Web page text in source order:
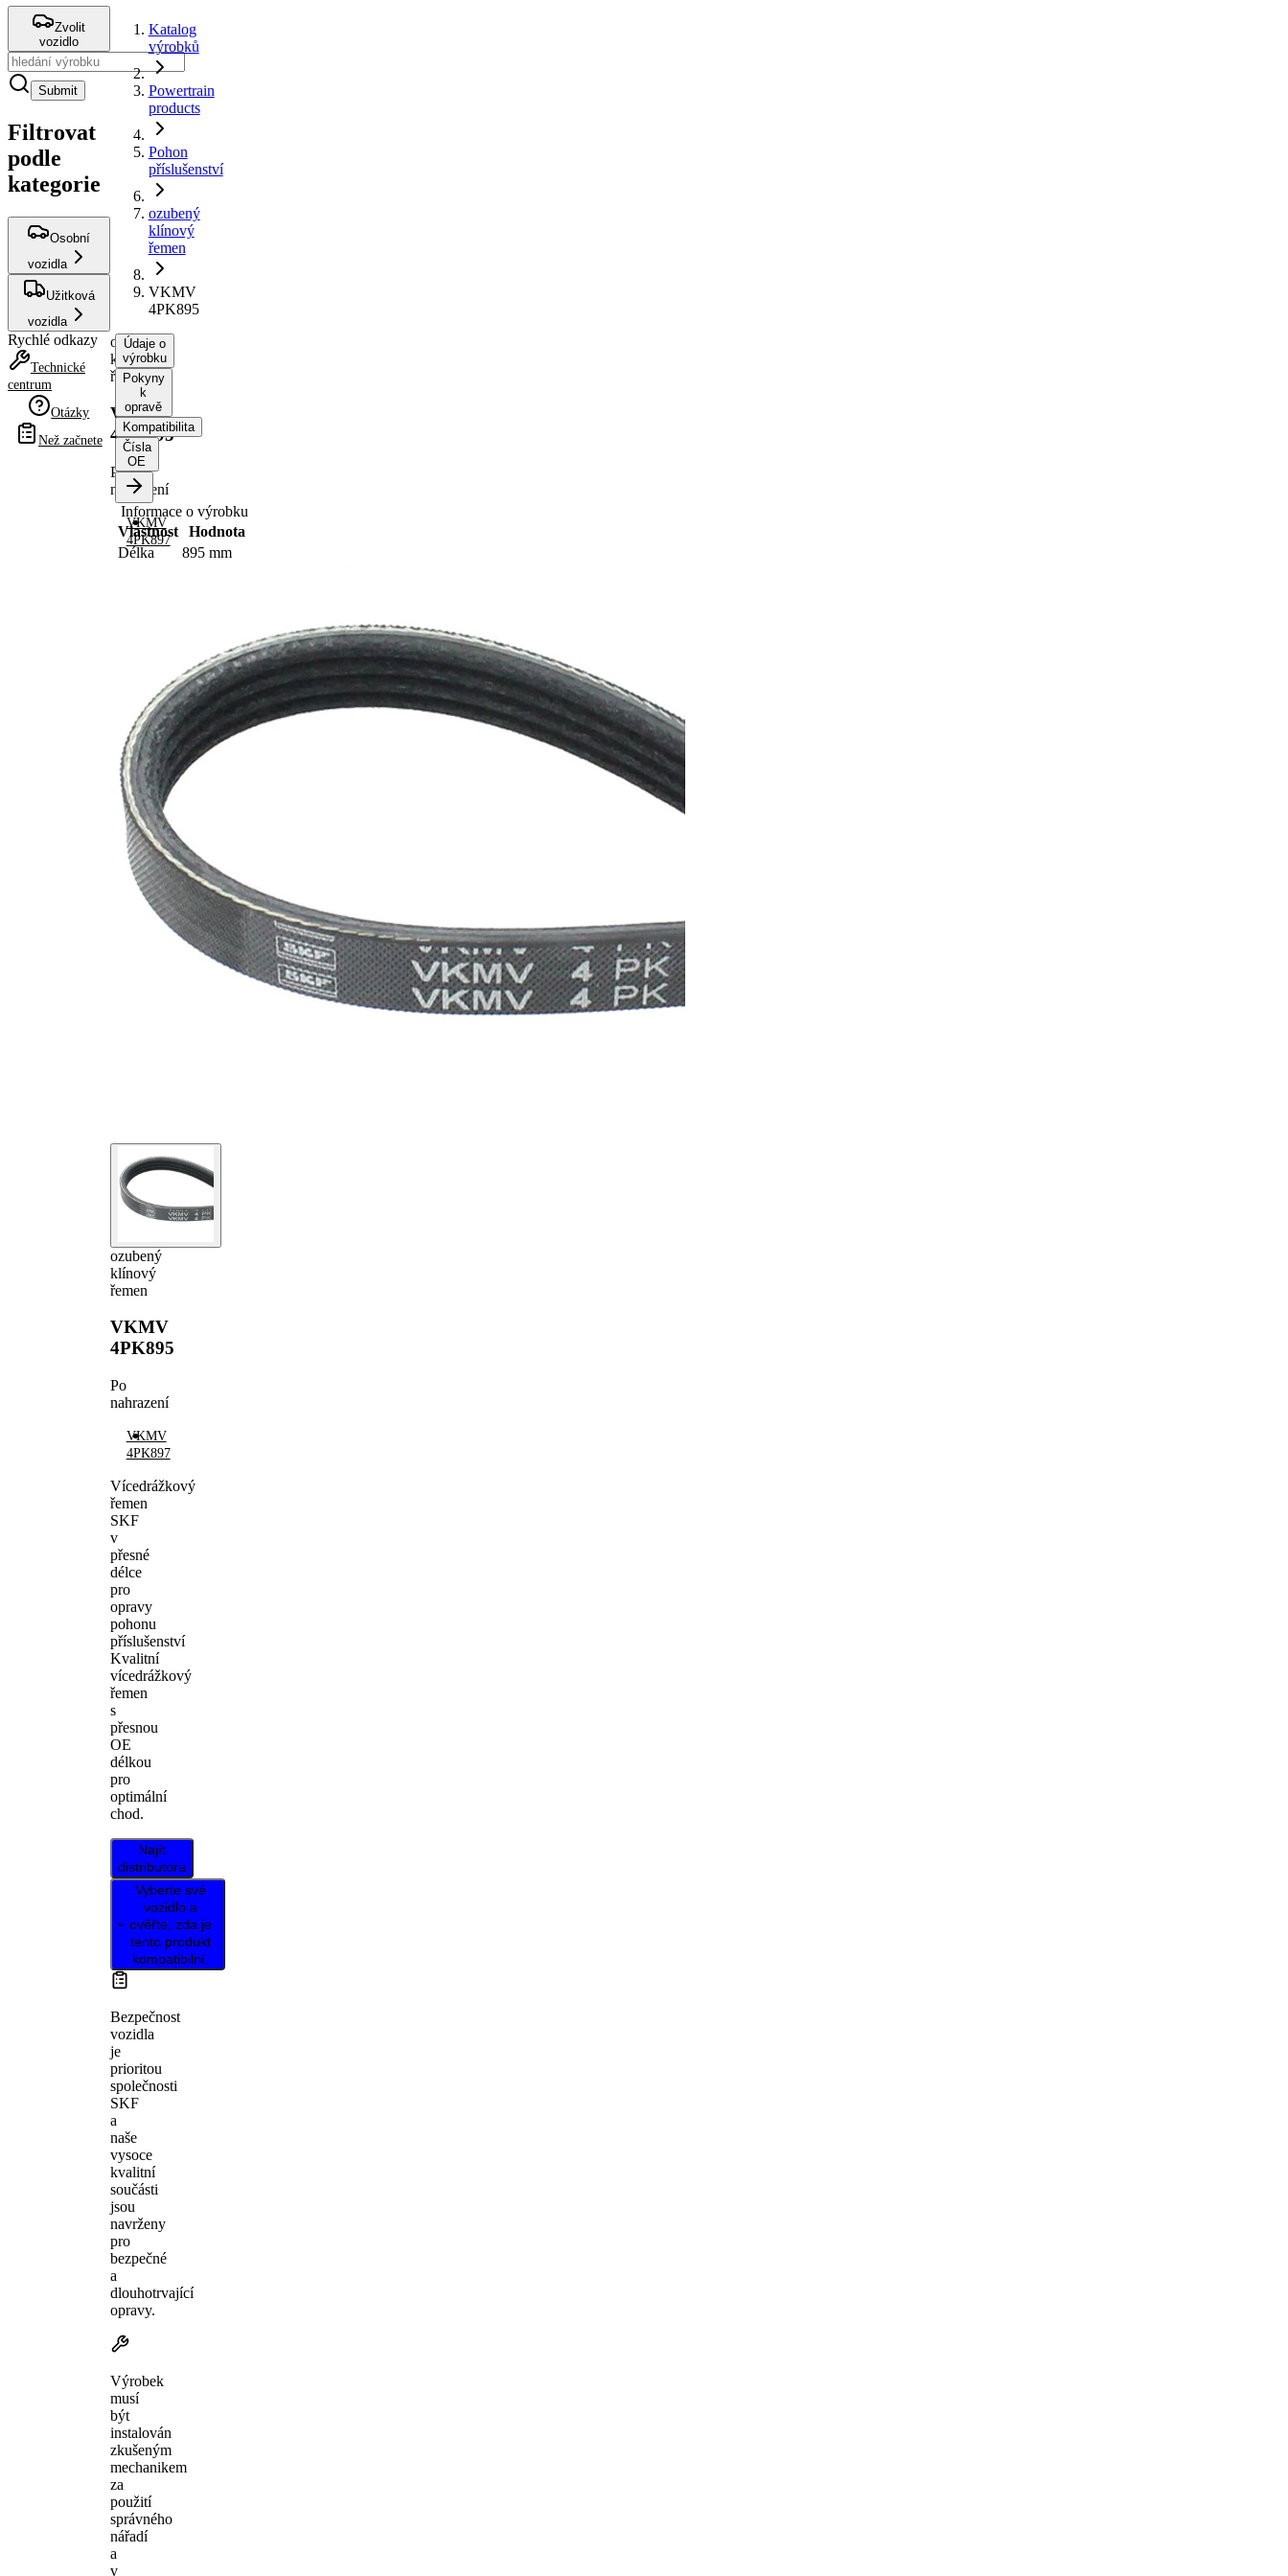
Zvolit
vozidlo
Submit
Filtrovat
podle
kategorie
Osobní
vozidla
Užitková
vozidla
Rychlé odkazy
Technické
centrum
Otázky
Než začnete
Katalog
výrobků
Powertrain
products
Pohon
příslušenství
ozubený
klínový
řemen
VKMV
4PK895
ozubený
klínový
řemen
VKMV
4PK895
Po
nahrazení
VKMV
4PK897
ozubený
klínový
řemen
VKMV
4PK895
Po
nahrazení
VKMV
4PK897
Vícedrážkový
řemen
SKF
v
přesné
délce
pro
opravy
pohonu
příslušenství
Kvalitní
vícedrážkový
řemen
s
přesnou
OE
délkou
pro
optimální
chod.
Najít
distributora
Vyberte své
vozidlo a
ověřte, zda je
tento produkt
kompatibilní.
Bezpečnost
vozidla
je
prioritou
společnosti
SKF
a
naše
vysoce
kvalitní
součásti
jsou
navrženy
pro
bezpečné
a
dlouhotrvající
opravy.
Výrobek
musí
být
instalován
zkušeným
mechanikem
za
použití
správného
nářadí
a
v
Údaje o
výrobku
Pokyny
k
opravě
Kompatibilita
Čísla
OE
Informace o výrobku
Vlastnost
Hodnota
Délka
895 mm
Žádná
SVHC
substance
Materiál
řemene
EPDM
(Ethylen-
Propylen-
Dien-
Kautschuk)